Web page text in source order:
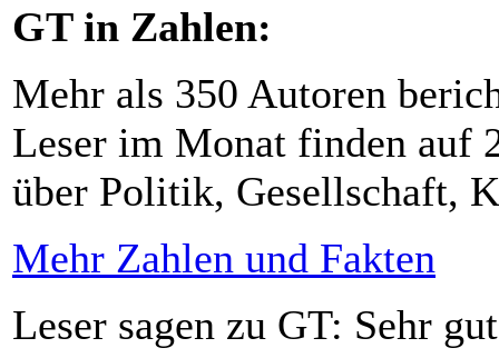
GT in Zahlen:
Mehr als 350 Autoren
Leser im Monat finden auf
über Politik, Gesellschaft,
Mehr Zahlen und Fakten
Leser sagen zu GT: Sehr